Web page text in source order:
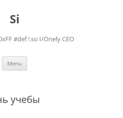
Si
#def !.so I/Onely CEO
Menu
учебы